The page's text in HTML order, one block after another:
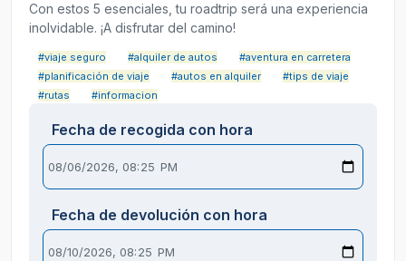
Con estos 5 esenciales, tu roadtrip será una experiencia
inolvidable. ¡A disfrutar del camino!
#viaje seguro #alquiler de autos
#aventura en carretera
#planificación de viaje
#autos en alquiler
#tips de viaje
#rutas
#informacion
Fecha de recogida con hora
Fecha de devolución con hora